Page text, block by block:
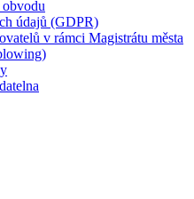
obvodu
údajů (GDPR)
v rámci Magistrátu města